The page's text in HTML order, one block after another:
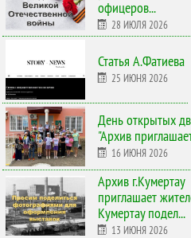
офицеров...
28 ИЮЛЯ 2026
Статья А.Фатиева
25 ИЮНЯ 2026
День открытых
"Архив
16 ИЮНЯ 2026
Архив г.Кумертау
приглашает
Кумертау подел...
13 ИЮНЯ 2026